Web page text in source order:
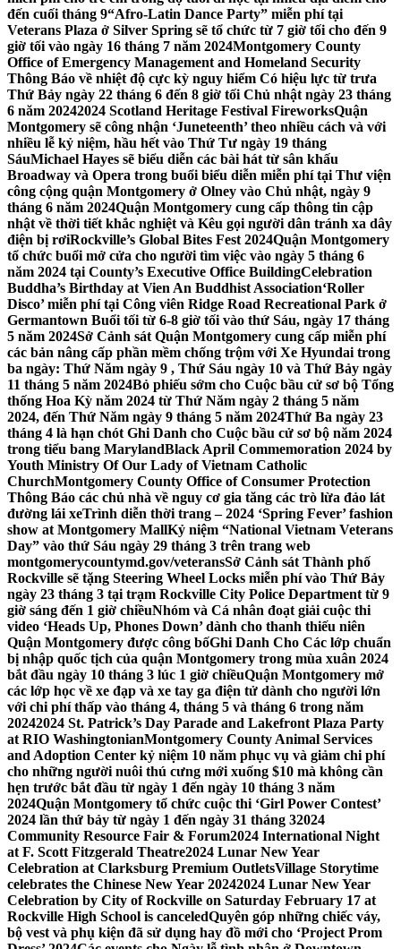
đến cuối tháng 9“Afro-Latin Dance Party” miễn phí tại
Veterans Plaza ở Silver Spring sẽ tổ chức từ 7 giờ tối cho đến 9
giờ tối vào ngày 16 tháng 7 năm 2024Montgomery County
Office of Emergency Management and Homeland Security
Thông Báo về nhiệt độ cực kỳ nguy hiểm Có hiệu lực từ trưa
Thứ Bảy ngày 22 tháng 6 đến 8 giờ tối Chủ nhật ngày 23 tháng
6 năm 20242024 Scotland Heritage Festival FireworksQuận
Montgomery sẽ công nhận ‘Juneteenth’ theo nhiều cách và với
nhiều lễ kỷ niệm, hầu hết vào Thứ Tư ngày 19 tháng
SáuMichael Hayes sẽ biểu diễn các bài hát từ sân khấu
Broadway và Opera trong buổi biểu diễn miễn phí tại Thư viện
công cộng quận Montgomery ở Olney vào Chủ nhật, ngày 9
tháng 6 năm 2024Quận Montgomery cung cấp thông tin cập
nhật về thời tiết khắc nghiệt và Kêu gọi người dân tránh xa dây
điện bị rơiRockville’s Global Bites Fest 2024Quận Montgomery
tổ chức buổi mở cửa cho người tìm việc vào ngày 5 tháng 6
năm 2024 tại County’s Executive Office BuildingCelebration
Buddha’s Birthday at Vien An Buddhist Association‘Roller
Disco’ miễn phí tại Công viên Ridge Road Recreational Park ở
Germantown Buổi tối từ 6-8 giờ tối vào thứ Sáu, ngày 17 tháng
5 năm 2024Sở Cảnh sát Quận Montgomery cung cấp miễn phí
các bản nâng cấp phần mềm chống trộm với Xe Hyundai trong
ba ngày: Thứ Năm ngày 9 , Thứ Sáu ngày 10 và Thứ Bảy ngày
11 tháng 5 năm 2024Bỏ phiếu sớm cho Cuộc bầu cử sơ bộ Tổng
thống Hoa Kỳ năm 2024 từ Thứ Năm ngày 2 tháng 5 năm
2024, đến Thứ Năm ngày 9 tháng 5 năm 2024Thứ Ba ngày 23
tháng 4 là hạn chót Ghi Danh cho Cuộc bầu cử sơ bộ năm 2024
trong tiểu bang MarylandBlack April Commemoration 2024 by
Youth Ministry Of Our Lady of Vietnam Catholic
ChurchMontgomery County Office of Consumer Protection
Thông Báo các chủ nhà về nguy cơ gia tăng các trò lừa đảo lát
đường lái xeTrình diễn thời trang – 2024 ‘Spring Fever’ fashion
show at Montgomery MallKỷ niệm “National Vietnam Veterans
Day” vào thứ Sáu ngày 29 tháng 3 trên trang web
montgomerycountymd.gov/veteransSở Cảnh sát Thành phố
Rockville sẽ tặng Steering Wheel Locks miễn phí vào Thứ Bảy
ngày 23 tháng 3 tại trạm Rockville City Police Department từ 9
giờ sáng đến 1 giờ chiềuNhóm và Cá nhân đoạt giải cuộc thi
video ‘Heads Up, Phones Down’ dành cho thanh thiếu niên
Quận Montgomery được công bốGhi Danh Cho Các lớp chuẩn
bị nhập quốc tịch của quận Montgomery trong mùa xuân 2024
bắt đầu ngày 10 tháng 3 lúc 1 giờ chiềuQuận Montgomery mở
các lớp học về xe đạp và xe tay ga điện tử dành cho người lớn
với chi phí thấp vào tháng 4, tháng 5 và tháng 6 trong năm
20242024 St. Patrick’s Day Parade and Lakefront Plaza Party
at RIO WashingtonianMontgomery County Animal Services
and Adoption Center kỷ niệm 10 năm phục vụ và giảm chi phí
cho những người nuôi thú cưng mới xuống $10 mà không cần
hẹn trước bắt đầu từ ngày 1 đến ngày 10 tháng 3 năm
2024Quận Montgomery tổ chức cuộc thi ‘Girl Power Contest’
2024 lần thứ bảy từ ngày 1 đến ngày 31 tháng 32024
Community Resource Fair & Forum2024 International Night
at F. Scott Fitzgerald Theatre2024 Lunar New Year
Celebration at Clarksburg Premium OutletsVillage Storytime
celebrates the Chinese New Year 20242024 Lunar New Year
Celebration by City of Rockville on Saturday February 17 at
Rockville High School is canceledQuyên góp những chiếc váy,
bộ vest và phụ kiện đã sử dụng hay đồ mới cho ‘Project Prom